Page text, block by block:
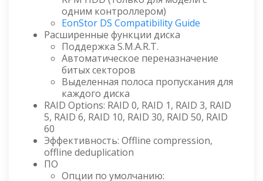
одним контроллером)
EonStor DS Compatibility Guide
Расширенные функции диска
Поддержка S.M.A.R.T.
Автоматическое переназначение
битых секторов
Выделенная полоса пропускания для
каждого диска
RAID Options: RAID 0, RAID 1, RAID 3, RAID
5, RAID 6, RAID 10, RAID 30, RAID 50, RAID
60
Эффективность: Offline compression,
offline deduplication
ПО
Опции по умолчанию: